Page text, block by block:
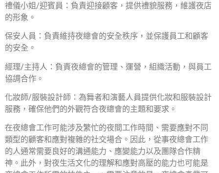
禮儀小姐/迎賓員：負責迎接顧客，提供禮貌服務，維護夜店
的形象。
保安人員：負責維持夜總會的安全秩序，並保護員工和顧客
的安全。
經理/主持人：負責夜總會的管理、運營，組織活動，與員工
協調合作。
化妝師/服裝設計師：為舞者和演藝人員提供化妝和服裝設計
服務，確保他們的外觀符合夜總會的主題和要求。
在夜總會工作可能涉及繁忙的夜間工作時間、需要應對不同
類型的顧客和應對複雜的社交場合。因此，從事夜總會工作
的人通常需要良好的溝通能力、應變能力以及團隊合作精
神。此外，對夜生活文化的理解和應對高壓的能力也可能是